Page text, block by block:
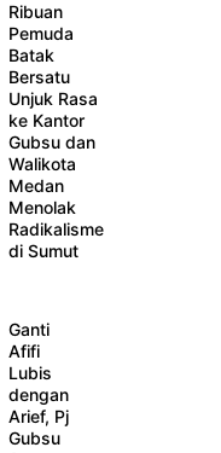
Ribuan
Pemuda
Batak
Bersatu
Unjuk Rasa
ke Kantor
Gubsu dan
Walikota
Medan
Menolak
Radikalisme
di Sumut
Ganti
Afifi
Lubis
dengan
Arief, Pj
Gubsu